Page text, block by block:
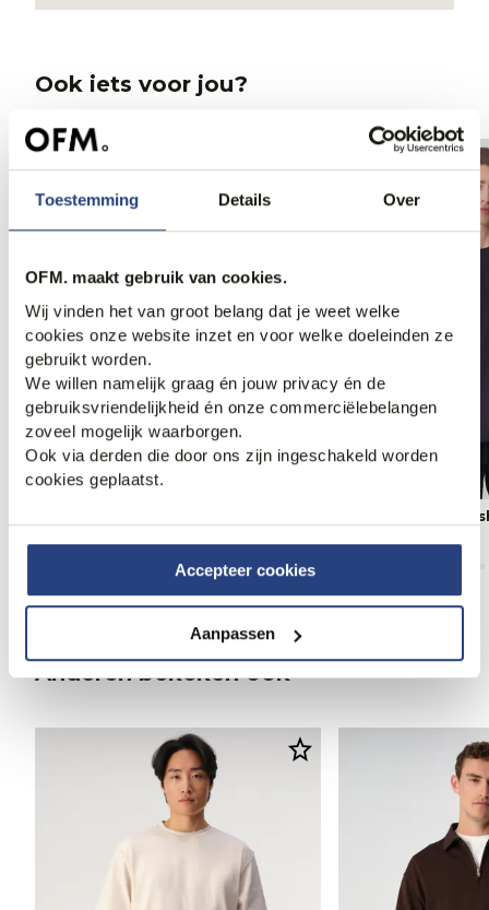
Toestemming Details Over
OFM. maakt gebruik van cookies.
Wij vinden het van groot belang dat je weet welke
cookies onze website inzet en voor welke doeleinden ze
gebruikt worden.
We willen namelijk graag én jouw privacy én de
gebruiksvriendelijkheid én onze commerciëlebelangen
zoveel mogelijk waarborgen.
Ook via derden die door ons zijn ingeschakeld worden
cookies geplaatst.
Accepteer cookies
Aanpassen
Ook iets voor jou?
49,95
J.C. RAGS Etson T-
69,99
Anderen bekeken ook